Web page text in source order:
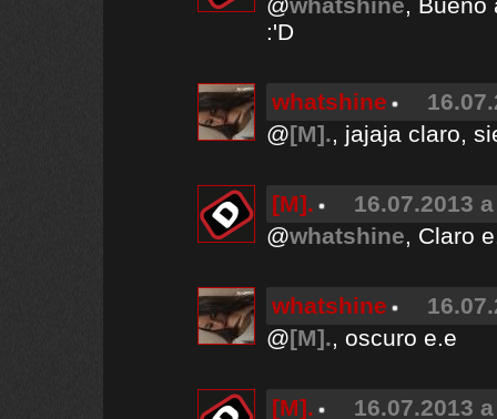
:'D
whatshine
@[M]., jajaja claro,
[M].
16.07.2013
@whatshine, Claro
whatshine
@[M]., oscuro e.e
[M]. 16.07.2013